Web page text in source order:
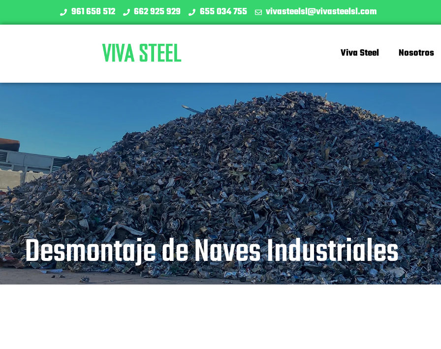
961 658 512 662 925 929 655 034 755 vivasteelsl@vivasteelsl.com
Viva Steel Nosotros
Desmontaje de Naves Industriales